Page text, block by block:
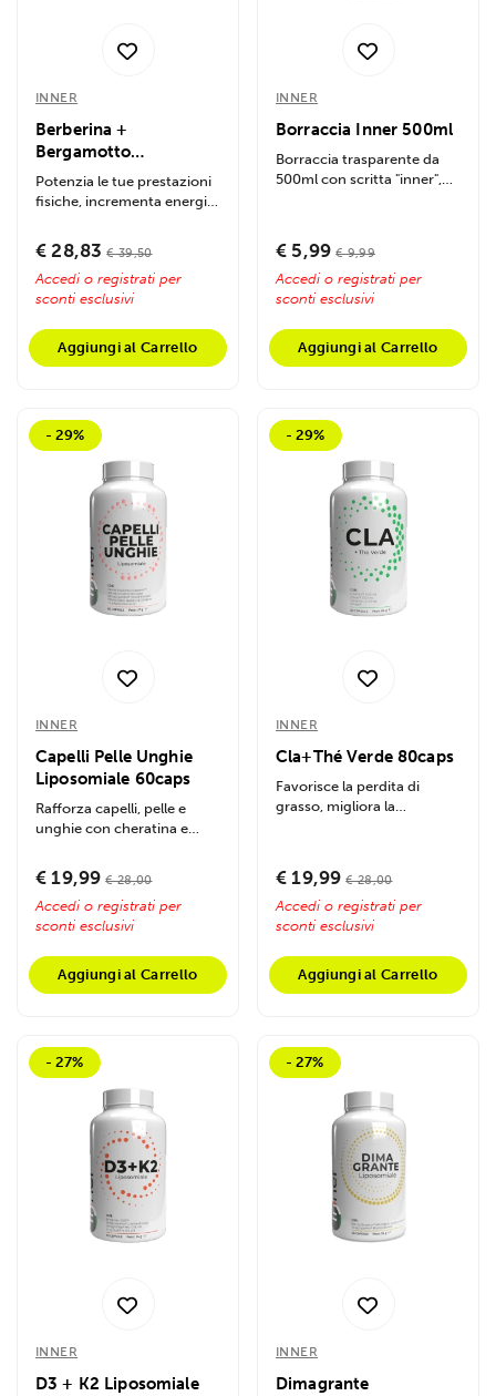
INNER
Berberina +
Bergamotto
liposomiale 60caps
Potenzia le tue prestazioni
fisiche, incrementa energia
€ 28,83 € 39,50
Accedi o registrati per
sconti esclusivi
Aggiungi al Carrello
INNER
Borraccia Inner 500ml
Borraccia trasparente da
500ml con scritta "inner",
€ 5,99 € 9,99
Accedi o registrati per
sconti esclusivi
Aggiungi al Carrello
- 29%
INNER
Capelli Pelle Unghie
Liposomiale 60caps
Rafforza capelli, pelle e
unghie con cheratina e
Stimola...
€ 19,99 € 28,00
Accedi o registrati per
sconti esclusivi
Aggiungi al Carrello
- 29%
INNER
Cla+Thé Verde 80caps
Favorisce la perdita di
grasso, migliora la
€ 19,99 € 28,00
Accedi o registrati per
sconti esclusivi
Aggiungi al Carrello
- 27%
INNER
D3 + K2 Liposomiale
- 27%
INNER
Dimagrante